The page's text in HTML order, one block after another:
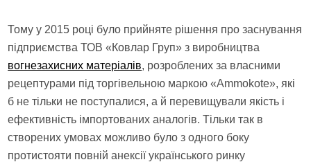
Тому у 2015 році було прийняте рішення про заснування
підприємства ТОВ «Ковлар Груп» з виробництва
вогнезахисних матеріалів, розроблених за власними
рецептурами під торгівельною маркою «Ammokote», які
б не тільки не поступалися, а й перевищували якість і
ефективність імпортованих аналогів. Тільки так в
створених умовах можливо було з одного боку
протистояти повній анексії українського ринку